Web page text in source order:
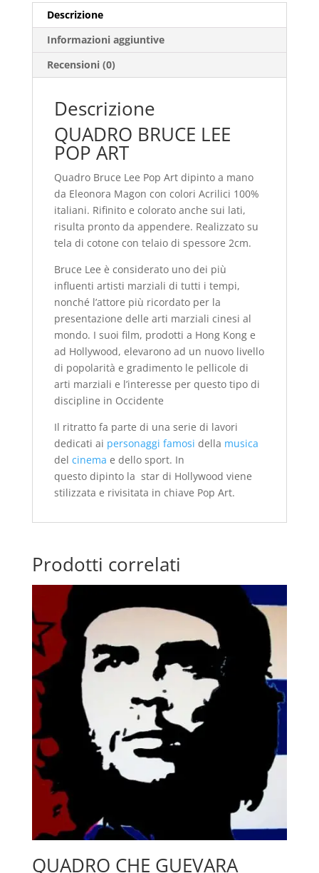
Descrizione
Informazioni aggiuntive
Recensioni (0)
Descrizione
QUADRO BRUCE LEE
POP ART
Quadro Bruce Lee Pop Art dipinto a mano
da Eleonora Magon con colori Acrilici 100%
italiani. Rifinito e colorato anche sui lati,
risulta pronto da appendere. Realizzato su
tela di cotone con telaio di spessore 2cm.
Bruce Lee è considerato uno dei più
influenti artisti marziali di tutti i tempi,
nonché l’attore più ricordato per la
presentazione delle arti marziali cinesi al
mondo. I suoi film, prodotti a Hong Kong e
ad Hollywood, elevarono ad un nuovo livello
di popolarità e gradimento le pellicole di
arti marziali e l’interesse per questo tipo di
discipline in Occidente
Il ritratto fa parte di una serie di lavori
dedicati ai personaggi famosi della musica
del cinema e dello sport. In
questo dipinto la star di Hollywood viene
stilizzata e rivisitata in chiave Pop Art.
Prodotti correlati
QUADRO CHE GUEVARA